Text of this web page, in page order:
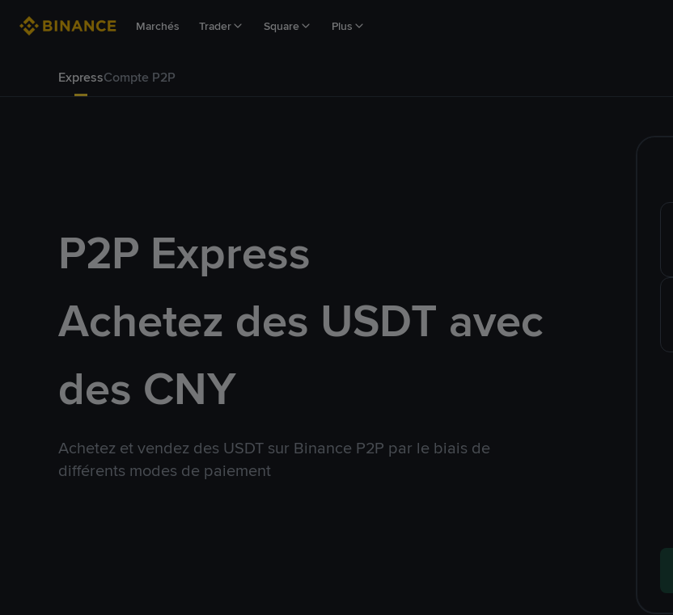
Marchés Trader Square Plus
ExpressCompte P2P
P2P Express
Achetez des USDT avec
des CNY
Achetez et vendez des USDT sur Binance P2P par le biais de
différents modes de paiement